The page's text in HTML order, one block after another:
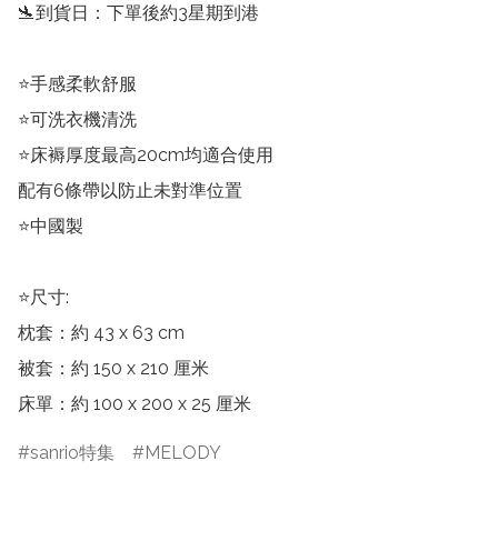
🛬到貨日：下單後約3星期到港
⭐手感柔軟舒服
⭐可洗衣機清洗
⭐床褥厚度最高20cm均適合使用
配有6條帶以防止未對準位置
⭐中國製
⭐尺寸:
枕套：約 43 x 63 cm
被套：約 150 x 210 厘米
床單：約 100 x 200 x 25 厘米
sanrio特集 MELODY